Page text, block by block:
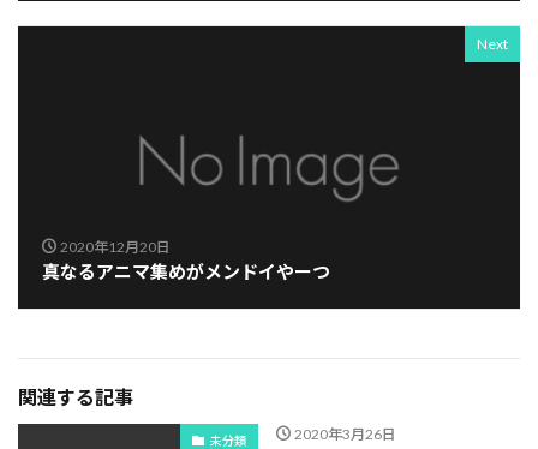
Next
2020年12月20日
真なるアニマ集めがメンドイやーつ
関連する記事
未分類 2020年3月26日